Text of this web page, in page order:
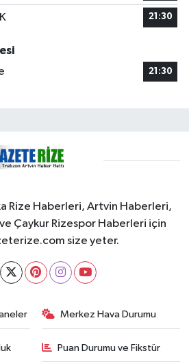
21:30
21:30
Rize Haberleri, Artvin Haberleri,
Çaykur Rizespor Haberleri için
size yeter.
Merkez Hava Durumu
Puan Durumu ve Fikstür